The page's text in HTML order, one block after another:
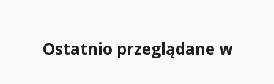
Ostatnio przeglądane w